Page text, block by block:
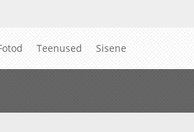
Teenused Sisene